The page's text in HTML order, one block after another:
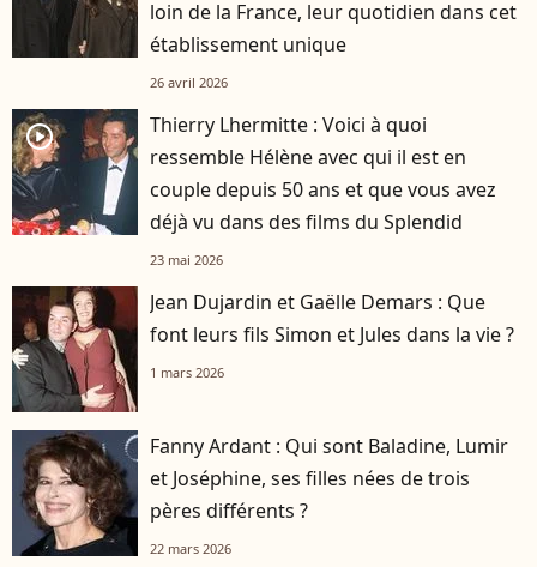
loin de la France, leur quotidien dans cet
établissement unique
26 avril 2026
player2
Thierry Lhermitte : Voici à quoi
ressemble Hélène avec qui il est en
couple depuis 50 ans et que vous avez
déjà vu dans des films du Splendid
23 mai 2026
Jean Dujardin et Gaëlle Demars : Que
font leurs fils Simon et Jules dans la vie ?
1 mars 2026
Fanny Ardant : Qui sont Baladine, Lumir
et Joséphine, ses filles nées de trois
pères différents ?
22 mars 2026